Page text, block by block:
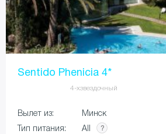
Sentido Phenicia 4*
4-хзвездочный
Вылет из:
Минск
Тип питания:
All